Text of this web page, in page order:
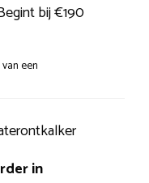
bij €190
een
in